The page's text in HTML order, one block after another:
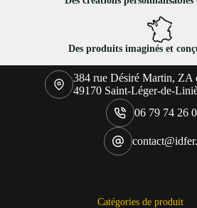
Des produits imaginés et
384 rue Désiré Martin, ZA
49170 Saint-Léger-de-
06 79 74 26
Catégories de produit